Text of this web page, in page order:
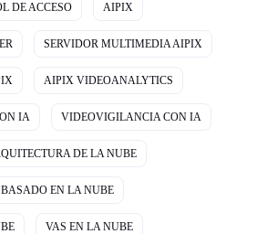
DE ACCESO AIPIX
SERVIDOR MULTIMEDIA AIPIX
AIPIX VIDEOANALYTICS
IA VIDEOVIGILANCIA CON IA
DE LA NUBE
EN LA NUBE
VAS EN LA NUBE